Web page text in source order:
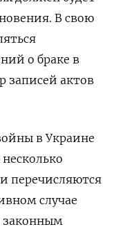
В свою
о браке в
записей актов
в Украине
перечисляются
случае
законным